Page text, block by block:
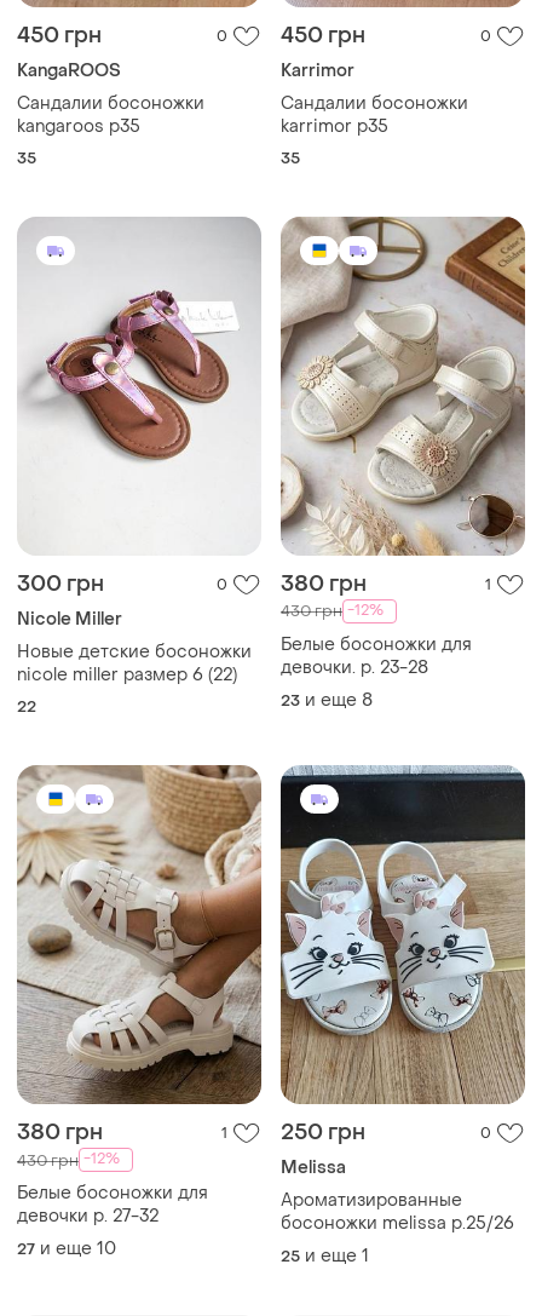
450 грн 0
KangaROOS
Сандалии босоножки
kangaroos p35
35
450 грн 0
Karrimor
Сандалии босоножки
karrimor p35
35
300 грн 0
Nicole Miller
Новые детские босоножки
nicole miller размер 6 (22)
22
380 грн 1
430 грн -12%
Белые босоножки для
девочки. р. 23-28
23 и еще 8
380 грн 1
430 грн -12%
Белые босоножки для
девочки р. 27-32
27 и еще 10
250 грн 0
Melissa
Ароматизированные
босоножки melissa р.25/26
25 и еще 1